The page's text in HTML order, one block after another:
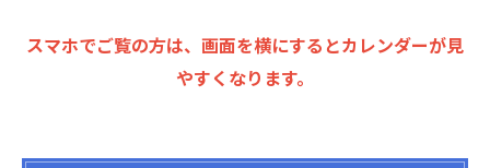
スマホでご覧の方は、画面を横にするとカレンダーが見
やすくなります。